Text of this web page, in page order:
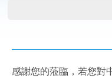
感謝您的蒞臨，若您對